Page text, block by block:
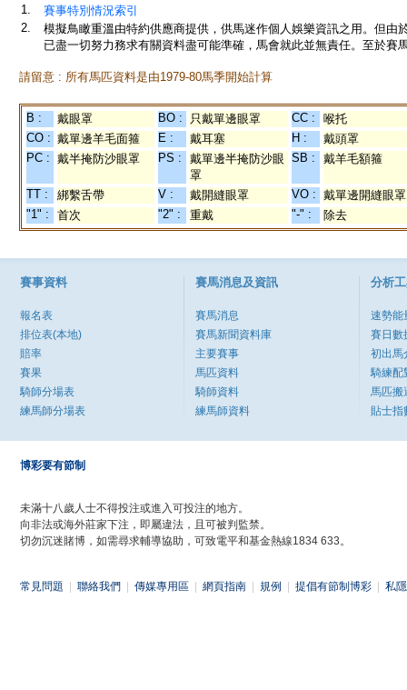
1.
賽事特別情況索引
2.
模擬鳥瞰重溫由特約供應商提供，供馬迷作個人娛樂資訊之用。但
已盡一切努力務求有關資料盡可能準確，馬會就此並無責任。至於賽
請留意 : 所有馬匹資料是由1979-80馬季開始計算
B : 戴眼罩 BO : 只戴單邊眼罩 CC :
喉托
CO : 戴單邊羊毛面箍 E : 戴耳塞 H :
戴頭罩
PC : 戴半掩防沙眼罩 PS :
戴單邊半掩防沙眼
罩
SB : 戴羊毛額箍
TT : 綁繫舌帶 V : 戴開縫眼罩 VO : 戴單邊開縫眼罩
"1" :
首次 "2" : 重戴 "-" : 除去
賽事資料
報名表
排位表(本地)
賠率
賽果
騎師分場表
練馬師分場表
賽馬消息及資訊
賽馬消息
賽馬新聞資料庫
主要賽事
馬匹資料
騎師資料
練馬師資料
分析
速勢能
賽日數
初出馬
騎練配
馬匹搬
貼士指
博彩要有節制
未滿十八歲人士不得投注或進入可投注的地方。
向非法或海外莊家下注，即屬違法，且可被判監禁。
切勿沉迷賭博，如需尋求輔導協助，可致電平和基金熱線1834 633。
常見問題 聯絡我們 傳媒專用區 網頁指南 規例 提倡有節制博彩 私